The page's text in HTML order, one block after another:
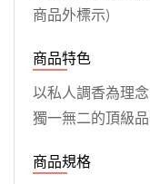
商品外標示)
商品特色
以私人調香為理
獨一無二的頂級品
商品規格